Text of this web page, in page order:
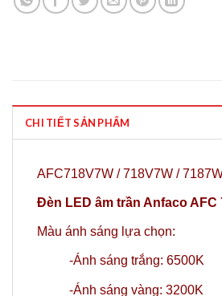
CHI TIẾT SẢN PHẨM
AFC718V7W / 718V7W /
Đèn LED âm trần Anfaco AFC
Màu ánh sáng lựa chọn:
-Ánh sáng trắng: 6500K
-Ánh sáng vàng: 3200K